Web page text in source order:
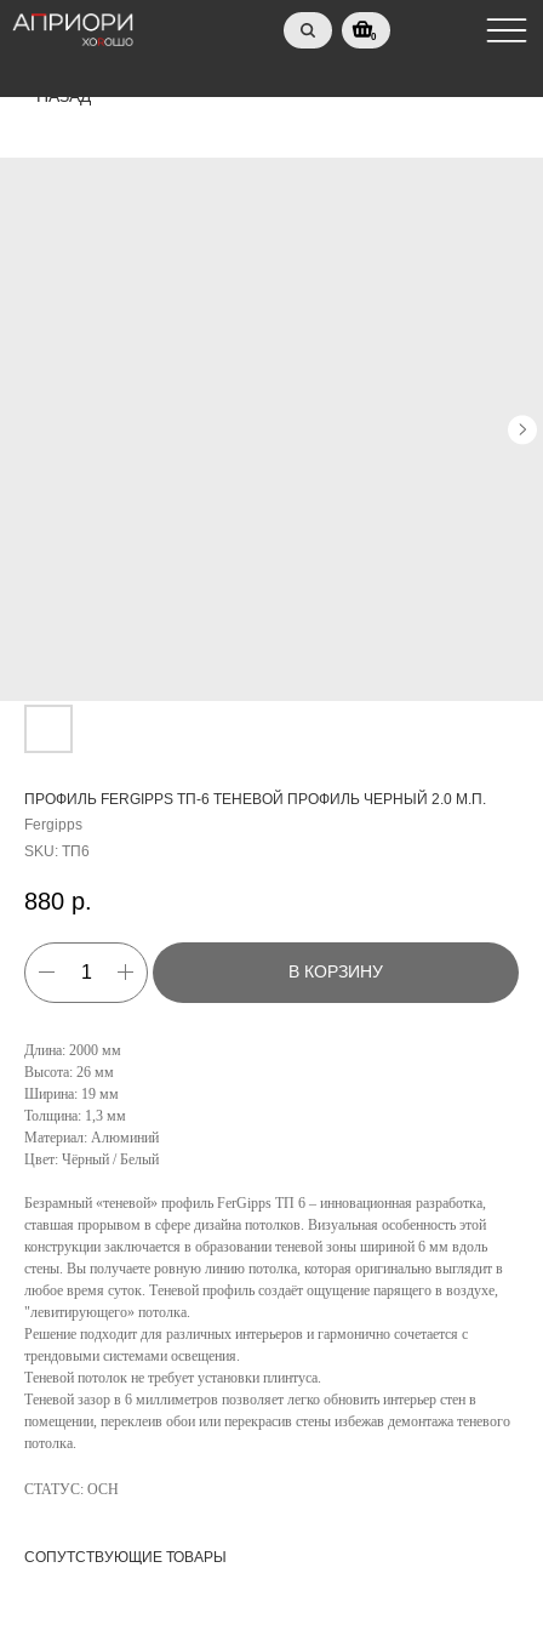
0
НАЗАД
ПРОФИЛЬ FERGIPPS ТП-6 ТЕНЕВОЙ ПРОФИЛЬ ЧЕРНЫЙ 2.0 М.П.
Fergipps
SKU: ТП6
880 р.
В КОРЗИНУ
Длина: 2000 мм
Высота: 26 мм
Ширина: 19 мм
Толщина: 1,3 мм
Материал: Алюминий
Цвет: Чёрный / Белый
Безрамный «теневой» профиль FerGipps ТП 6 – инновационная разработка,
ставшая прорывом в сфере дизайна потолков. Визуальная особенность этой
конструкции заключается в образовании теневой зоны шириной 6 мм вдоль
стены. Вы получаете ровную линию потолка, которая оригинально выглядит в
любое время суток. Теневой профиль создаёт ощущение парящего в воздухе,
"левитирующего» потолка.
Решение подходит для различных интерьеров и гармонично сочетается c
трендовыми системами освещения.
Теневой потолок не требует установки плинтуса.
Теневой зазор в 6 миллиметров позволяет легко обновить интерьер стен в
помещении, переклеив обои или перекрасив стены избежав демонтажа теневого
потолка.
СТАТУС: ОСН
СОПУТСТВУЮЩИЕ ТОВАРЫ